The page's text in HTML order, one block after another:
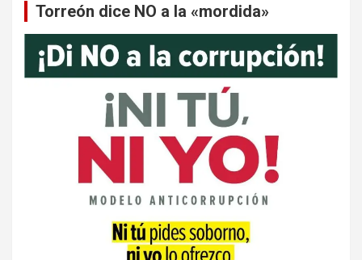
Torreón dice NO a la «mordida»